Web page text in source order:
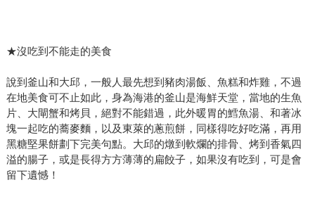
★沒吃到不能走的美食
說到釜山和大邱，一般人最先想到豬肉湯飯、魚糕和炸雞，不過
在地美食可不止如此，身為海港的釜山是海鮮天堂，當地的生魚
片、大閘蟹和烤貝，絕對不能錯過，此外暖胃的鱈魚湯、和著冰
塊一起吃的蕎麥麵，以及東萊的蔥煎餅，同樣得吃好吃滿，再用
黑糖堅果餅劃下完美句點。大邱的燉到軟爛的排骨、烤到香氣四
溢的腸子，或是長得方方薄薄的扁餃子，如果沒有吃到，可是會
留下遺憾！